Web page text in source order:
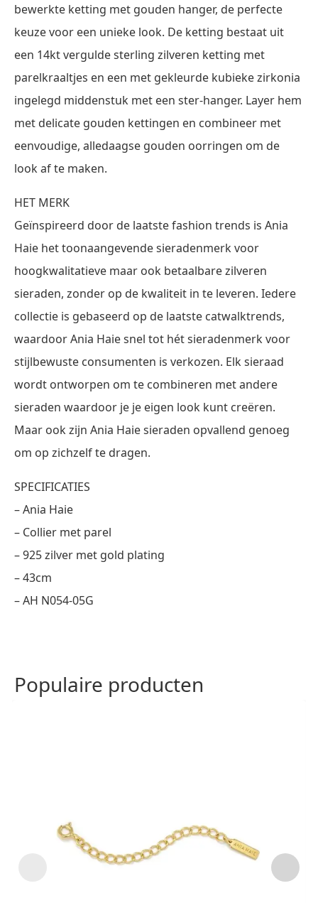
bewerkte ketting met gouden hanger, de perfecte
keuze voor een unieke look. De ketting bestaat uit
een 14kt vergulde sterling zilveren ketting met
parelkraaltjes en een met gekleurde kubieke zirkonia
ingelegd middenstuk met een ster-hanger. Layer hem
met delicate gouden kettingen en combineer met
eenvoudige, alledaagse gouden oorringen om de
look af te maken.
HET MERK
Geïnspireerd door de laatste fashion trends is Ania
Haie het toonaangevende sieradenmerk voor
hoogkwalitatieve maar ook betaalbare zilveren
sieraden, zonder op de kwaliteit in te leveren. Iedere
collectie is gebaseerd op de laatste catwalktrends,
waardoor Ania Haie snel tot hét sieradenmerk voor
stijlbewuste consumenten is verkozen. Elk sieraad
wordt ontworpen om te combineren met andere
sieraden waardoor je je eigen look kunt creëren.
Maar ook zijn Ania Haie sieraden opvallend genoeg
om op zichzelf te dragen.
SPECIFICATIES
– Ania Haie
– Collier met parel
– 925 zilver met gold plating
– 43cm
– AH N054-05G
Populaire producten